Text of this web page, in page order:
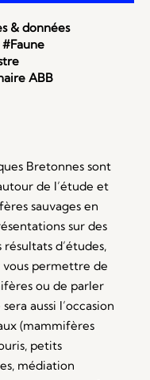
& données
#Faune
ABB
Bretonnes sont
de l’étude et
sauvages en
sur des
d’études,
permettre de
ou de parler
aussi l’occasion
(mammifères
petits
médiation